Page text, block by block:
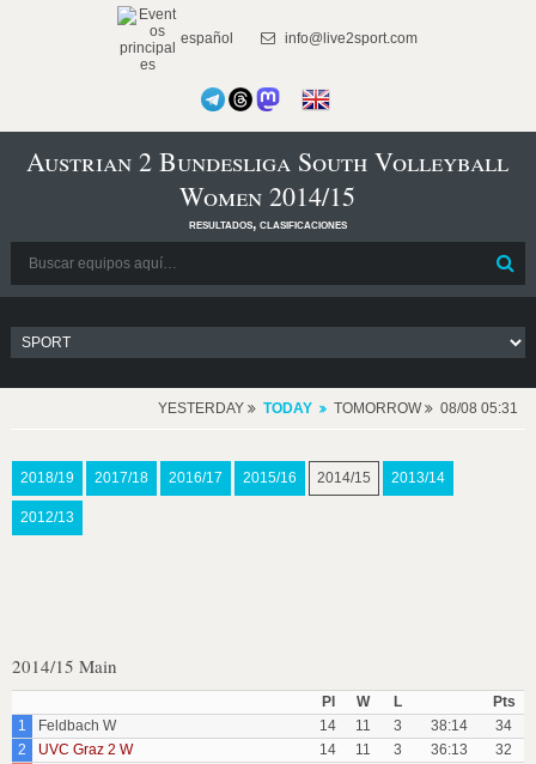
español info@live2sport.com
Austrian 2 Bundesliga South Volleyball
Women 2014/15
resultados, clasificaciones
YESTERDAY TODAY TOMORROW 08/08 05:31
2018/19 2017/18 2016/17 2015/16 2014/15 2013/14
2012/13
2014/15 Main
Pl W L
Pts
1
Feldbach W 14 11 3 38:14
34
2
UVC Graz 2 W 14 11 3 36:13
32